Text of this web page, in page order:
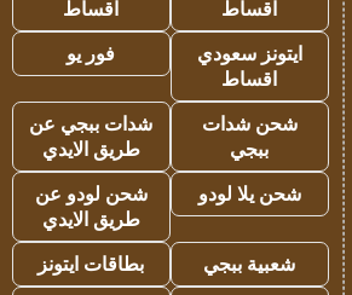
اقساط
اقساط
ايتونز سعودي
اقساط
فور يو
شحن شدات
ببجي
شدات ببجي عن
طريق الايدي
شحن يلا لودو
شحن لودو عن
طريق الايدي
شعبية ببجي
بطاقات ايتونز